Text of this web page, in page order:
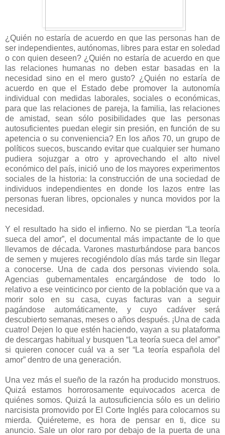
¿Quién no estaría de acuerdo en que las personas han de
ser independientes, autónomas, libres para estar en soledad
o con quien deseen? ¿Quién no estaría de acuerdo en que
las relaciones humanas no deben estar basadas en la
necesidad sino en el mero gusto? ¿Quién no estaría de
acuerdo en que el Estado debe promover la autonomía
individual con medidas laborales, sociales o económicas,
para que las relaciones de pareja, la familia, las relaciones
de amistad, sean sólo posibilidades que las personas
autosuficientes puedan elegir sin presión, en función de su
apetencia o su conveniencia? En los años 70, un grupo de
políticos suecos, buscando evitar que cualquier ser humano
pudiera sojuzgar a otro y aprovechando el alto nivel
económico del país, inició uno de los mayores experimentos
sociales de la historia: la construcción de una sociedad de
individuos independientes en donde los lazos entre las
personas fueran libres, opcionales y nunca movidos por la
necesidad.
Y el resultado ha sido el infierno. No se pierdan “La teoría
sueca del amor”, el documental más impactante de lo que
llevamos de década. Varones masturbándose para bancos
de semen y mujeres recogiéndolo días más tarde sin llegar
a conocerse. Una de cada dos personas viviendo sola.
Agencias gubernamentales encargándose de todo lo
relativo a ese veinticinco por ciento de la población que va a
morir solo en su casa, cuyas facturas van a seguir
pagándose automáticamente, y cuyo cadáver será
descubierto semanas, meses o años después. ¡Una de cada
cuatro! Dejen lo que estén haciendo, vayan a su plataforma
de descargas habitual y busquen “La teoría sueca del amor”
si quieren conocer cuál va a ser “La teoría española del
amor” dentro de una generación.
Una vez más el sueño de la razón ha producido monstruos.
Quizá estamos horrorosamente equivocados acerca de
quiénes somos. Quizá la autosuficiencia sólo es un delirio
narcisista promovido por El Corte Inglés para colocarnos su
mierda. Quiéreteme, es hora de pensar en ti, dice su
anuncio. Sale un olor raro por debajo de la puerta de una